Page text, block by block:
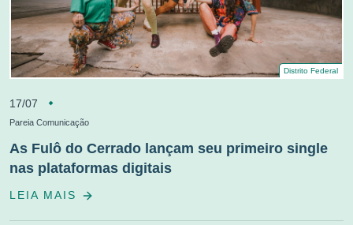
Distrito Federal
17/07
Pareia Comunicação
As Fulô do Cerrado lançam seu primeiro single
nas plataformas digitais
LEIA MAIS